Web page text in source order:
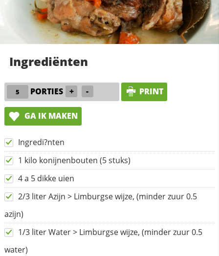
Ingrediënten
PORTIES + - PRINT
GA IK MAKEN
Ingredi?nten
1 kilo konijnenbouten (5 stuks)
4 a 5 dikke uien
2/3 liter Azijn > Limburgse wijze, (minder zuur 0.5
azijn)
1/3 liter Water > Limburgse wijze, (minder zuur 0.5
water)